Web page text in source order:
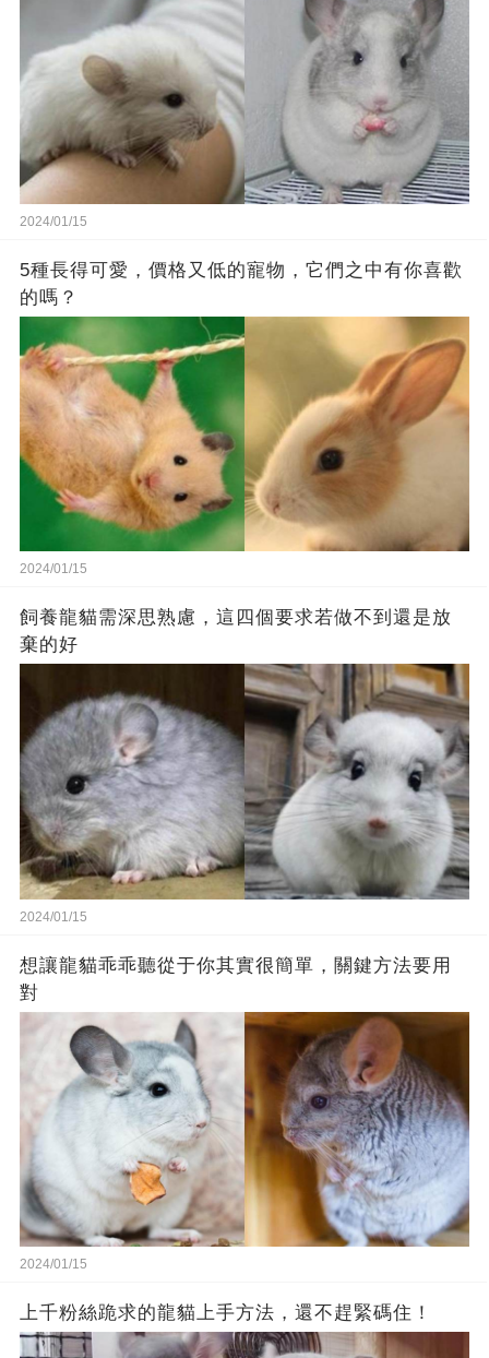
2024/01/15
5種長得可愛，價格又低的寵物，它們之中有你喜歡
的嗎？
2024/01/15
飼養龍貓需深思熟慮，這四個要求若做不到還是放
棄的好
2024/01/15
想讓龍貓乖乖聽從于你其實很簡單，關鍵方法要用
對
2024/01/15
上千粉絲跪求的龍貓上手方法，還不趕緊碼住！